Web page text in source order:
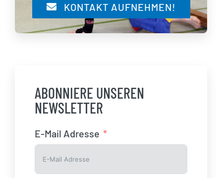
KONTAKT AUFNEHMEN!
ABONNIERE UNSEREN
NEWSLETTER
E-Mail Adresse